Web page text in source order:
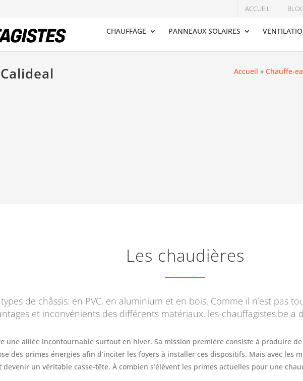
ACCUEIL
CHAUFFAGE PANNEAUX SOLAIRES
Accueil » Chauffe-
Les chaudières
de châssis: en PVC, en aluminium et en bois. Comme il n’est pas
et inconvénients des différents matériaux, les-chauffagistes.be a
une alliée incontournable surtout en hiver. Sa mission première consiste à produire
des primes énergies afin d’inciter les foyers à installer ces dispositifs. Mais avec
devenir un véritable casse-tête. À combien s’élèvent les primes actuelles pour une